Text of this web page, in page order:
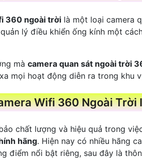
360 ngoài trời là một loại camera
lý điều khiển ống kính một
mà camera quan sát ngoài trời
mọi hoạt động diễn ra trong khu
Wifi 360 Ngoài
chất lượng và hiệu quả trong
hãng. Hiện nay có nhiều hãng
điểm nổi bật riêng, sau đây là